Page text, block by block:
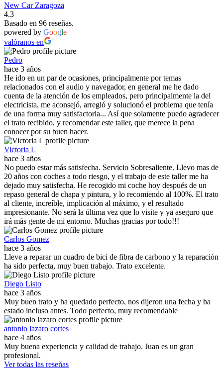
New Car Zaragoza
4.3
Basado en 96 reseñas.
powered by Google
valóranos en
Pedro
hace 3 años
He ido en un par de ocasiones, principalmente por temas
relacionados con el audio y navegador, en general me he dado
cuenta de la atención de los empleados, pero principalmente la del
electricista, me aconsejó, arregló y solucionó el problema que tenía
de una forma muy satisfactoria... Así que solamente puedo agradecer
el trato recibido, y recomendar este taller, que merece la pena
conocer por su buen hacer.
Victoria L
hace 3 años
No puedo estar más satisfecha. Servicio Sobresaliente. Llevo mas de
20 años con coches a todo riesgo, y el trabajo de este taller me ha
dejado muy satisfecha. He recogido mi coche hoy después de un
repaso general de chapa y pintura, y lo recomiendo al 100%. El trato
al cliente, increíble, implicación al máximo, y el resultado
impresionante. No será la última vez que lo visite y ya aseguro que
irá más gente de mi entorno. Muchas gracias por todo!!!
Carlos Gomez
hace 3 años
Lleve a reparar un cuadro de bici de fibra de carbono y la reparación
ha sido perfecta, muy buen trabajo. Trato excelente.
Diego Listo
hace 3 años
Muy buen trato y ha quedado perfecto, nos dijeron una fecha y ha
estado incluso antes. Todo perfecto, muy recomendable
antonio lazaro cortes
hace 4 años
Muy buena experiencia y calidad de trabajo. Juan es un gran
profesional.
Ver todas las reseñas